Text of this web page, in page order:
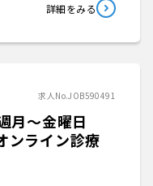
詳細をみる
求人No.JOB590491
月～金曜日
ライン診療